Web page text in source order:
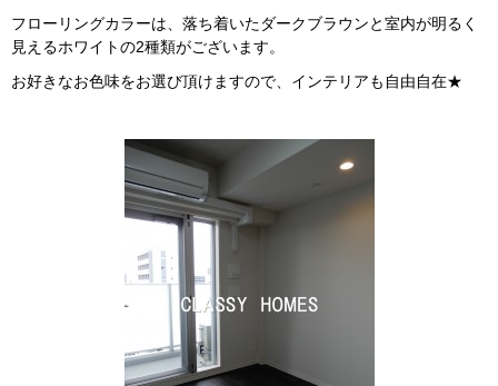
フローリングカラーは、落ち着いたダークブラウンと室内が明るく
見えるホワイトの2種類がございます。
お好きなお色味をお選び頂けますので、インテリアも自由自在★